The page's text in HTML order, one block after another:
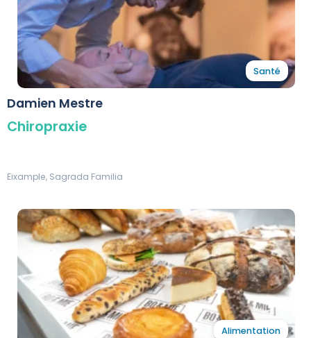
Santé
Damien Mestre
Chiropraxie
Eixample, Sagrada Familia
Alimentation